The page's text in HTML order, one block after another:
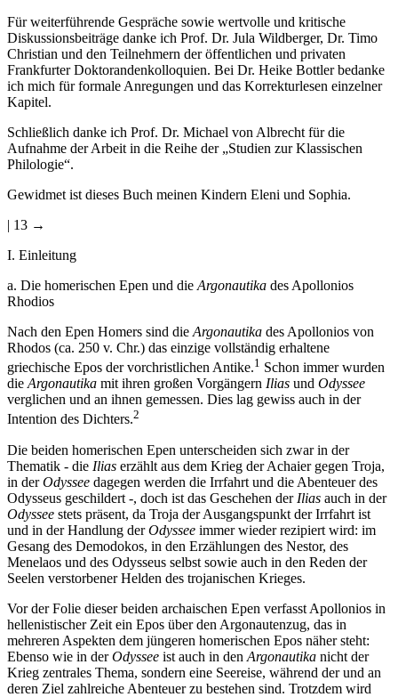
Für weiterführende Gespräche sowie wertvolle und kritische
Diskussionsbeiträge danke ich Prof. Dr. Jula Wildberger, Dr. Timo
Christian und den Teilnehmern der öffentlichen und privaten
Frankfurter Doktorandenkolloquien. Bei Dr. Heike Bottler bedanke
ich mich für formale Anregungen und das Korrekturlesen einzelner
Kapitel.
Schließlich danke ich Prof. Dr. Michael von Albrecht für die
Aufnahme der Arbeit in die Reihe der „Studien zur Klassischen
Philologie“.
Gewidmet ist dieses Buch meinen Kindern Eleni und Sophia.
| 13 →
I. Einleitung
a. Die homerischen Epen und die Argonautika des Apollonios
Rhodios
Nach den Epen Homers sind die Argonautika des Apollonios von
Rhodos (ca. 250 v. Chr.) das einzige vollständig erhaltene
griechische Epos der vorchristlichen Antike.1 Schon immer wurden
die Argonautika mit ihren großen Vorgängern Ilias und Odyssee
verglichen und an ihnen gemessen. Dies lag gewiss auch in der
Intention des Dichters.2
Die beiden homerischen Epen unterscheiden sich zwar in der
Thematik - die Ilias erzählt aus dem Krieg der Achaier gegen Troja,
in derOdyssee dagegen werden die Irrfahrt und die Abenteuer des
Odysseus geschildert -, doch ist das Geschehen der Ilias auch in der
Odyssee stets präsent, da Troja der Ausgangspunkt der Irrfahrt ist
und in der Handlung derOdyssee immer wieder rezipiert wird: im
Gesang des Demodokos, in den Erzählungen des Nestor, des
Menelaos und des Odysseus selbst sowie auch in den Reden der
Seelen verstorbener Helden des trojanischen Krieges.
Vor der Folie dieser beiden archaischen Epen verfasst Apollonios in
hellenistischer Zeit ein Epos über den Argonautenzug, das in
mehreren Aspekten dem jüngeren homerischen Epos näher steht:
Ebenso wie in derOdyssee ist auch in den Argonautika nicht der
Krieg zentrales Thema, sondern eine Seereise, während der und an
deren Ziel zahlreiche Abenteuer zu bestehen sind. Trotzdem wird